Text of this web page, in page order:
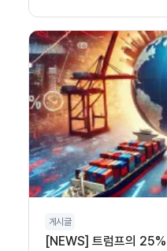
게시글
[NEWS] 트럼프의